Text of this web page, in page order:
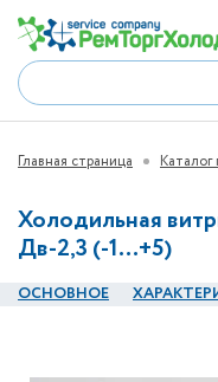
Главная страница
Холодильная
Дв-2,3 (-1…+5)
ОСНОВНОЕ